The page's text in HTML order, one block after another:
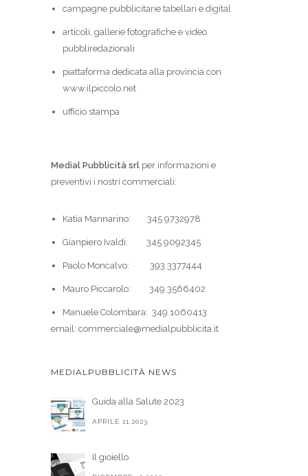
campagne pubblicitarie tabellari e digital
articoli, gallerie fotografiche e video
pubbliredazionali
piattaforma dedicata alla provincia con
www.ilpiccolo.net
ufficio stampa
Medial Pubblicità srl per informazioni e
preventivi i nostri commerciali:
Katia Mannarino: 345 9732978
Gianpiero Ivaldi: 345 9092345
Paolo Moncalvo: 393 3377444
Mauro Piccarolo: 349 3566402
Manuele Colombara: 349 1060413
email: commerciale@medialpubblicita.it
MEDIALPUBBLICITÀ NEWS
Guida alla Salute 2023
APRILE 11,2023
Il gioiello